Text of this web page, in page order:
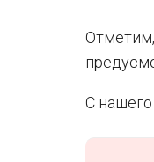
Отметим,
С